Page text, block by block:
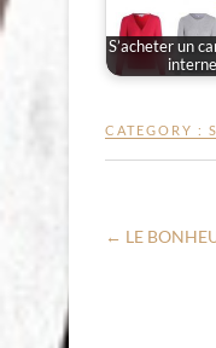
S’acheter un
CATEGORY :
← LE